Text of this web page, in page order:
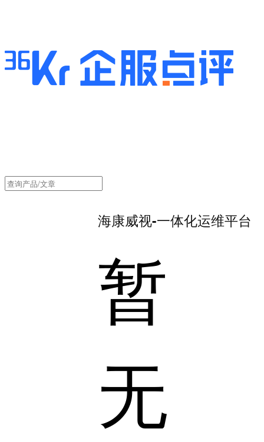
海康威视-一体化运维平台
暂
无